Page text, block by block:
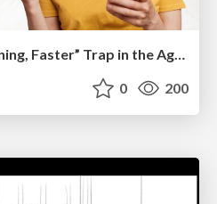
Avoiding the “Bad Training, Faster” Trap in the Age of AI
0 200